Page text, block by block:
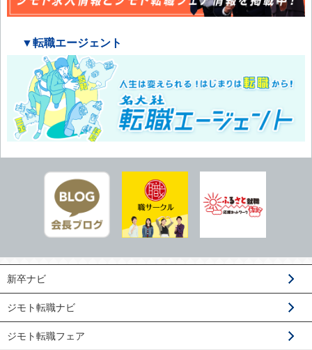
▼転職エージェント
新卒ナビ
ジモト転職ナビ
ジモト転職フェア